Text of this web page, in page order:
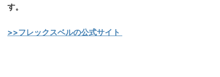
す。
>>フレックスベルの公式サイト